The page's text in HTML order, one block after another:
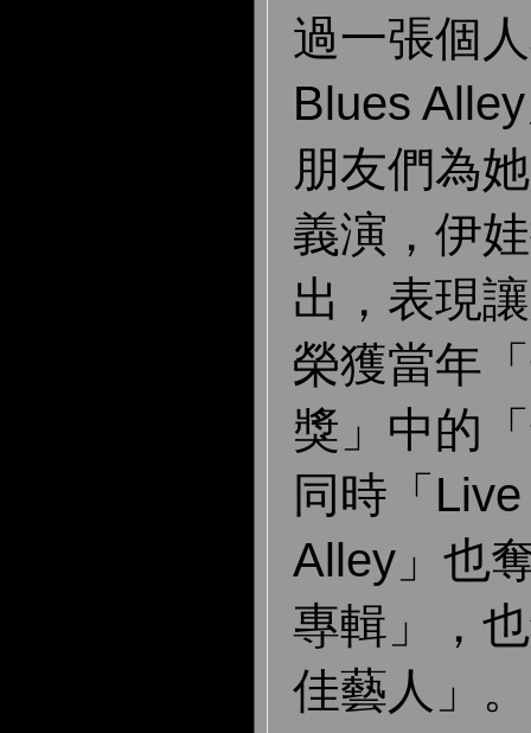
過一張個
Blues
朋友們為
義演，伊
出，表現
榮獲當年
獎」中的
同時「
Alley」也
專輯」，
佳藝人」。